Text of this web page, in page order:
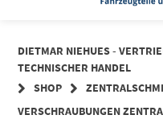
DIETMAR NIEHUES -
TECHNISCHER HANDEL
SHOP
VERSCHRAUBUNGEN